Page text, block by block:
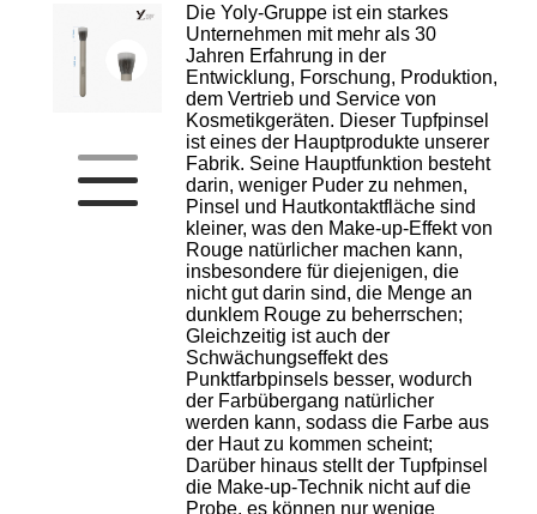
Die Yoly-Gruppe ist ein starkes
Unternehmen mit mehr als 30
Jahren Erfahrung in der
Entwicklung, Forschung, Produktion,
dem Vertrieb und Service von
Kosmetikgeräten. Dieser Tupfpinsel
ist eines der Hauptprodukte unserer
Fabrik. Seine Hauptfunktion besteht
darin, weniger Puder zu nehmen,
Pinsel und Hautkontaktfläche sind
kleiner, was den Make-up-Effekt von
Rouge natürlicher machen kann,
insbesondere für diejenigen, die
nicht gut darin sind, die Menge an
dunklem Rouge zu beherrschen;
Gleichzeitig ist auch der
Schwächungseffekt des
Punktfarbpinsels besser, wodurch
der Farbübergang natürlicher
werden kann, sodass die Farbe aus
der Haut zu kommen scheint;
Darüber hinaus stellt der Tupfpinsel
die Make-up-Technik nicht auf die
Probe, es können nur wenige